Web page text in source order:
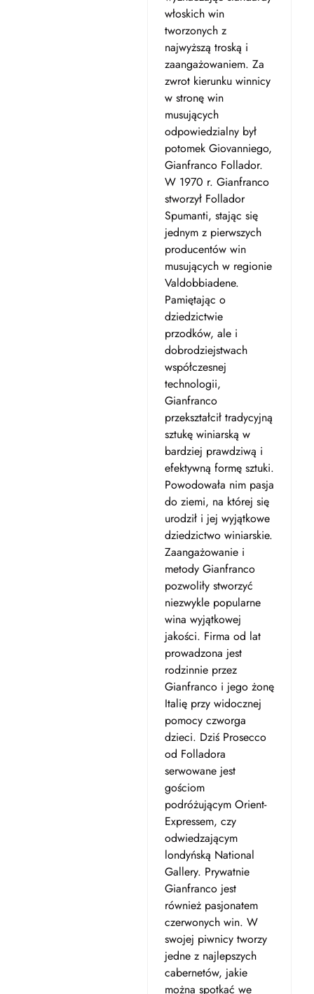
włoskich win
tworzonych z
najwyższą troską i
zaangażowaniem. Za
zwrot kierunku winnicy
w stronę win
musujących
odpowiedzialny był
potomek Giovanniego,
Gianfranco Follador.
W 1970 r. Gianfranco
stworzył Follador
Spumanti, stając się
jednym z pierwszych
producentów win
musujących w regionie
Valdobbiadene.
Pamiętając o
dziedzictwie
przodków, ale i
dobrodziejstwach
współczesnej
technologii,
Gianfranco
przekształcił tradycyjną
sztukę winiarską w
bardziej prawdziwą i
efektywną formę sztuki.
Powodowała nim pasja
do ziemi, na której się
urodził i jej wyjątkowe
dziedzictwo winiarskie.
Zaangażowanie i
metody Gianfranco
pozwoliły stworzyć
niezwykle popularne
wina wyjątkowej
jakości. Firma od lat
prowadzona jest
rodzinnie przez
Gianfranco i jego żonę
Italię przy widocznej
pomocy czworga
dzieci. Dziś Prosecco
od Folladora
serwowane jest
gościom
podróżującym Orient-
Expressem, czy
odwiedzającym
londyńską National
Gallery. Prywatnie
Gianfranco jest
również pasjonatem
czerwonych win. W
swojej piwnicy tworzy
jedne z najlepszych
cabernetów, jakie
można spotkać we